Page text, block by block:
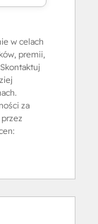
w celach
premii,
za